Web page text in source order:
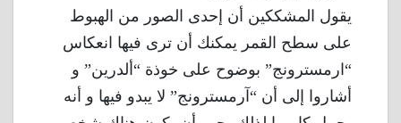
يقول المشككين أن إحدى الصور من الهبوط
على سطح القمر يمكنك أن ترى فيها انعكاس
“ارمسترونج” بوضوح على خوذة “ألدرين” و
أشاروا إلى أن “آرمسترونج” لا يبدو فيها و أنه